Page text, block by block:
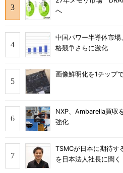
へ
中国パワー半導体市
格競争さらに激化
画像鮮明化を1チップ
NXP、Ambarella買収
強化
TSMCが日本に期待
を日本法人社長に聞く